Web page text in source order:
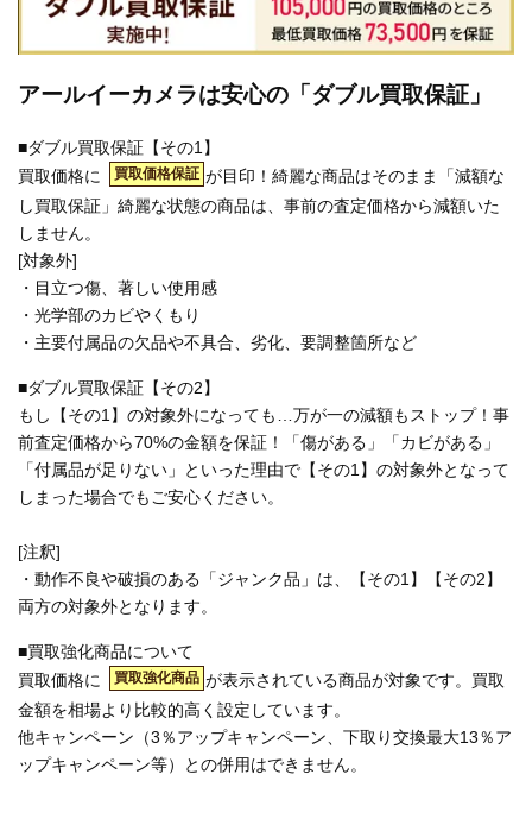
アールイーカメラは安心の「ダブル買取保証」
■ダブル買取保証【その1】
買取価格に
買取価格保証 が目印！綺麗な商品はそのまま「減額な
し買取保証」綺麗な状態の商品は、事前の査定価格から減額いた
しません。
[対象外]
・目立つ傷、著しい使用感
・光学部のカビやくもり
・主要付属品の欠品や不具合、劣化、要調整箇所など
■ダブル買取保証【その2】
もし【その1】の対象外になっても…万が一の減額もストップ！事
前査定価格から70%の金額を保証！「傷がある」「カビがある」
「付属品が足りない」といった理由で【その1】の対象外となって
しまった場合でもご安心ください。
[注釈]
・動作不良や破損のある「ジャンク品」は、【その1】【その2】
両方の対象外となります。
■買取強化商品について
買取価格に
買取強化商品 が表示されている商品が対象です。買取
金額を相場より比較的高く設定しています。
他キャンペーン（3％アップキャンペーン、下取り交換最大13％ア
ップキャンペーン等）との併用はできません。